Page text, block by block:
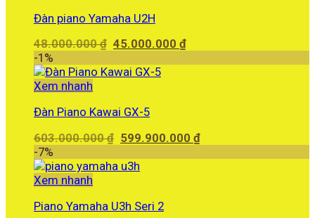
Đàn piano Yamaha U2H
48.000.000₫ Giá
là:
45.000.000₫Giá
-1%
Xem nhanh
Đàn Piano Kawai GX-5
603.000.000₫ Giá
là:
599.900.000₫Giá
-7%
Xem nhanh
Piano Yamaha U3h Seri 2